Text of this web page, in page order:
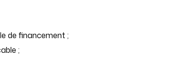
de financement ;
;